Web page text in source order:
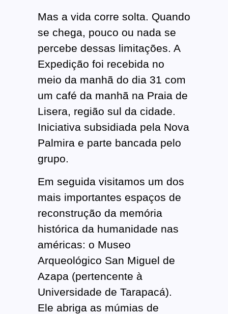
Mas a vida corre solta. Quando
se chega, pouco ou nada se
percebe dessas limitações. A
Expedição foi recebida no
meio da manhã do dia 31 com
um café da manhã na Praia de
Lisera, região sul da cidade.
Iniciativa subsidiada pela Nova
Palmira e parte bancada pelo
grupo.
Em seguida visitamos um dos
mais importantes espaços de
reconstrução da memória
histórica da humanidade nas
américas: o Museo
Arqueológico San Miguel de
Azapa (pertencente à
Universidade de Tarapacá).
Ele abriga as múmias de